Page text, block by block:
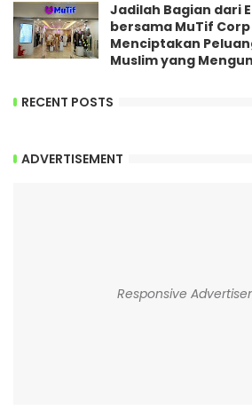
Jadilah Bagian dari
bersama MuTif
Menciptakan
Muslim yang
RECENT POSTS
ADVERTISEMENT
Responsive